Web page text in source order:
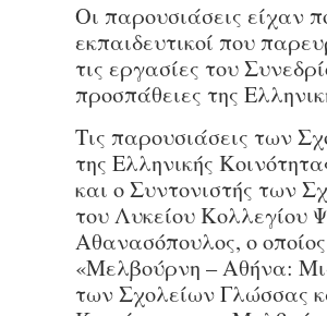
Οι παρουσιάσεις είχαν
εκπαιδευτικοί που
τις εργασίες του
προσπάθειες της
Τις παρουσιάσεις των
της Ελληνικής
και ο Συντονιστής των
του Λυκείου Κολλεγίου
Αθανασόπουλος, ο
«Μελβούρνη – Αθήνα:
των Σχολείων Γλώσσας